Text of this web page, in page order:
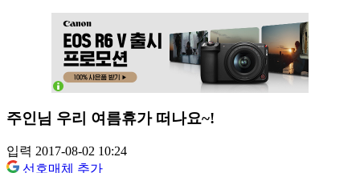
주인님 우리 여름휴가 떠나요~!
입력 2017-08-02 10:24
선호매체 추가